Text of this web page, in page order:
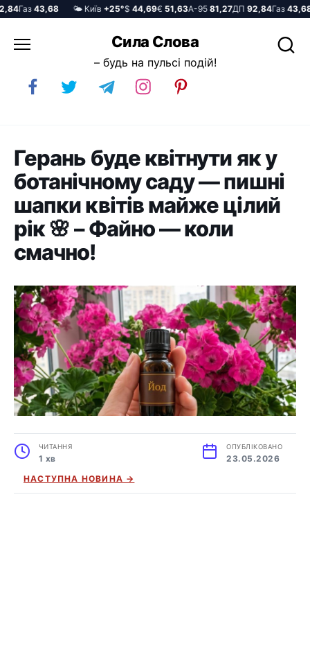
Газ43,68 🌤️ Київ+25°$44,69€51,63А-9581,27ДП92,84Газ43,68
до
Сила Слова
– будь на пульсі подій!
Герань буде квітнути як у
ботанічному саду — пишні
шапки квітів майже цілий
рік 🌸 – Файно — коли
смачно!
ЧИТАННЯ
1 хв
ОПУБЛІКОВАНО
23.05.2026
НАСТУПНА НОВИНА →